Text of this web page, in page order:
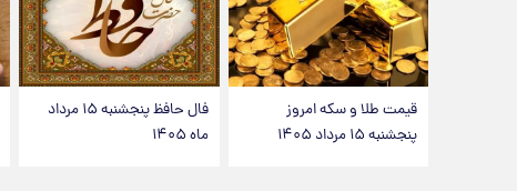
قیمت طلا و سکه امروز
پنجشنبه ۱۵ مرداد ۱۴۰۵
فال حافظ پنجشنبه ۱۵ مرداد
ماه ۱۴۰۵